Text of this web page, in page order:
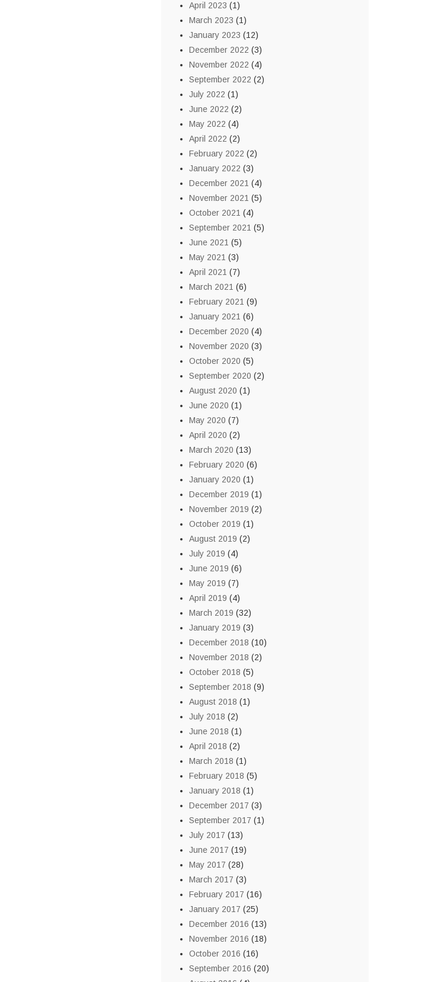
April 2023 (1)
March 2023 (1)
January 2023 (12)
December 2022 (3)
November 2022 (4)
September 2022 (2)
July 2022 (1)
June 2022 (2)
May 2022 (4)
April 2022 (2)
February 2022 (2)
January 2022 (3)
December 2021 (4)
November 2021 (5)
October 2021 (4)
September 2021 (5)
June 2021 (5)
May 2021 (3)
April 2021 (7)
March 2021 (6)
February 2021 (9)
January 2021 (6)
December 2020 (4)
November 2020 (3)
October 2020 (5)
September 2020 (2)
August 2020 (1)
June 2020 (1)
May 2020 (7)
April 2020 (2)
March 2020 (13)
February 2020 (6)
January 2020 (1)
December 2019 (1)
November 2019 (2)
October 2019 (1)
August 2019 (2)
July 2019 (4)
June 2019 (6)
May 2019 (7)
April 2019 (4)
March 2019 (32)
January 2019 (3)
December 2018 (10)
November 2018 (2)
October 2018 (5)
September 2018 (9)
August 2018 (1)
July 2018 (2)
June 2018 (1)
April 2018 (2)
March 2018 (1)
February 2018 (5)
January 2018 (1)
December 2017 (3)
September 2017 (1)
July 2017 (13)
June 2017 (19)
May 2017 (28)
March 2017 (3)
February 2017 (16)
January 2017 (25)
December 2016 (13)
November 2016 (18)
October 2016 (16)
September 2016 (20)